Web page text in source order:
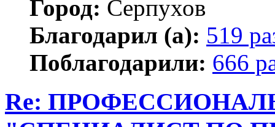
Город: Серпухов
Благодарил (а): 519
Поблагодарили: 666
Re: